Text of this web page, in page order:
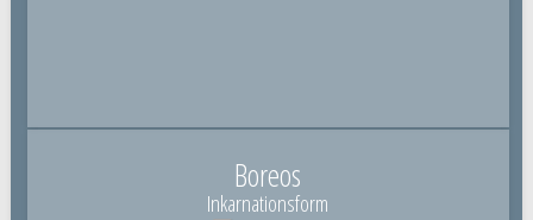
Boreos
Inkarnationsform